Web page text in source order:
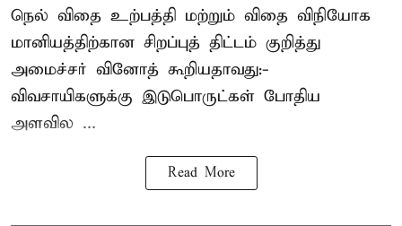
நெல் விதை உற்பத்தி மற்றும் விதை விநியோக
மானியத்திற்கான சிறப்புத் திட்டம் குறித்து
அமைச்சர் வினோத் கூறியதாவது:-
விவசாயிகளுக்கு இடுபொருட்கள் போதிய
அளவில ...
Read More